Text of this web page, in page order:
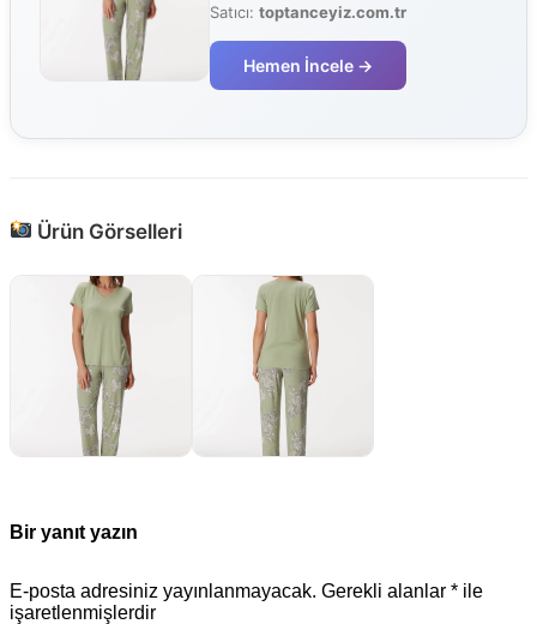
Satıcı: toptanceyiz.com.tr
Hemen İncele →
Ürün Görselleri
Bir yanıt yazın
E-posta adresiniz yayınlanmayacak. Gerekli alanlar * ile
işaretlenmişlerdir